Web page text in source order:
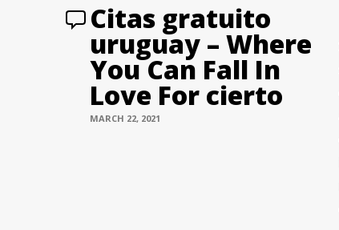
Citas gratuito
uruguay – Where
You Can Fall In
Love For cierto
MARCH 22, 2021